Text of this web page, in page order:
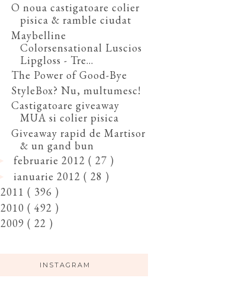
O noua castigatoare colier
pisica & ramble ciudat
Maybelline
Colorsensational Luscios
Lipgloss - Tre...
The Power of Good-Bye
StyleBox? Nu, multumesc!
Castigatoare giveaway
MUA si colier pisica
Giveaway rapid de Martisor
& un gand bun
februarie 2012 ( 27 )
ianuarie 2012 ( 28 )
2011 ( 396 )
2010 ( 492 )
2009 ( 22 )
INSTAGRAM